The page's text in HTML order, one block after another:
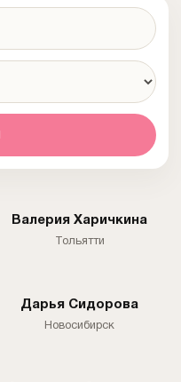
Валерия Харичкина
Тольятти
Дарья Сидорова
Новосибирск